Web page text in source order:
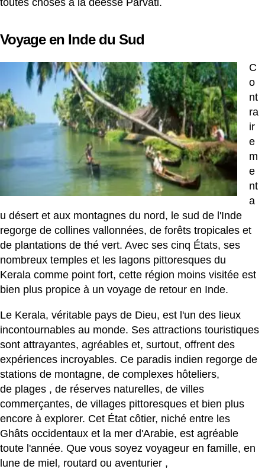
toutes choses à la déesse Parvati.
Voyage en Inde du Sud
C
o
nt
ra
ir
e
m
e
nt
a
u désert et aux montagnes du nord, le sud de l'Inde
regorge de collines vallonnées, de forêts tropicales et
de plantations de thé vert. Avec ses cinq États, ses
nombreux temples et les lagons pittoresques du
Kerala comme point fort, cette région moins visitée est
bien plus propice à un voyage de retour en Inde.
Le Kerala, véritable pays de Dieu, est l'un des lieux
incontournables au monde. Ses attractions touristiques
sont attrayantes, agréables et, surtout, offrent des
expériences incroyables. Ce paradis indien regorge de
stations de montagne, de complexes hôteliers,
de plages , de réserves naturelles, de villes
commerçantes, de villages pittoresques et bien plus
encore à explorer. Cet État côtier, niché entre les
Ghâts occidentaux et la mer d'Arabie, est agréable
toute l'année. Que vous soyez voyageur en famille, en
lune de miel, routard ou aventurier ,